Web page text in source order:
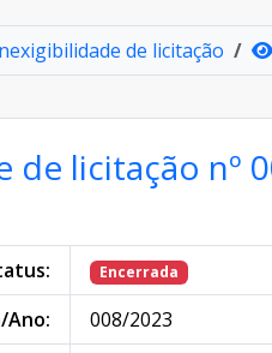
de licitação
de licitação nº
Encerrada
Ano:
008/2023